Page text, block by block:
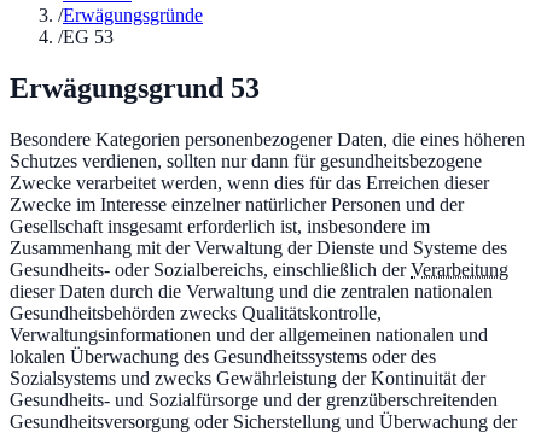
/Erwägungsgründe
/EG 53
Erwägungsgrund 53
Besondere Kategorien personenbezogener Daten, die eines höheren
Schutzes verdienen, sollten nur dann für gesundheitsbezogene
Zwecke verarbeitet werden, wenn dies für das Erreichen dieser
Zwecke im Interesse einzelner natürlicher Personen und der
Gesellschaft insgesamt erforderlich ist, insbesondere im
Zusammenhang mit der Verwaltung der Dienste und Systeme des
Gesundheits- oder Sozialbereichs, einschließlich derVerarbeitung
dieser Daten durch die Verwaltung und die zentralen nationalen
Gesundheitsbehörden zwecks Qualitätskontrolle,
Verwaltungsinformationen und der allgemeinen nationalen und
lokalen Überwachung des Gesundheitssystems oder des
Sozialsystems und zwecks Gewährleistung der Kontinuität der
Gesundheits- und Sozialfürsorge und der grenzüberschreitenden
Gesundheitsversorgung oder Sicherstellung und Überwachung der